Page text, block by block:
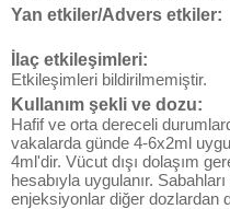
Yan etkiler/Advers etkiler:
İlaç etkileşimleri:
Etkileşimleri bildirilmemiştir.
Kullanım şekli ve dozu:
Hafif ve orta dereceli
vakalarda günde 4-6x2ml
4ml'dir. Vücut dışı dolaşım
hesabıyla uygulanır.
enjeksiyonlar diğer dozlardan